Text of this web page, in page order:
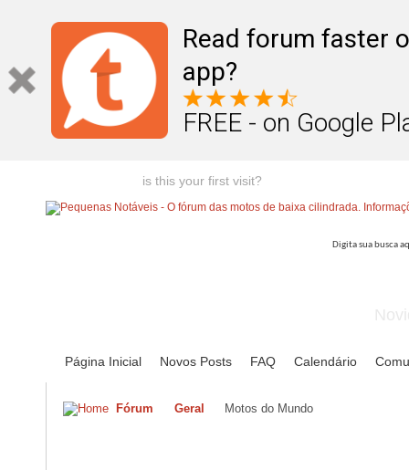
Read forum faster
app?
FREE - on Google
is this your first visit?
Página Inicial Novos Posts FAQ Calendário
Fórum Geral Motos do Mundo